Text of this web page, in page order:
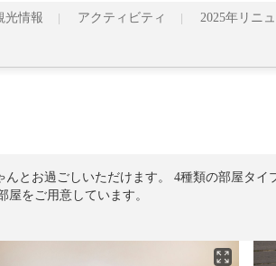
光情報 アクティビティ 2025年リニ
とお過ごしいただけます。 4種類の部屋タイ
をご用意しています。